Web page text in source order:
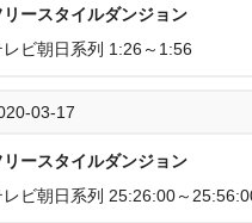
リースタイルダンジョン
レビ朝日系列 1:26～1:56
03-17
リースタイルダンジョン
レビ朝日系列 25:26:00～